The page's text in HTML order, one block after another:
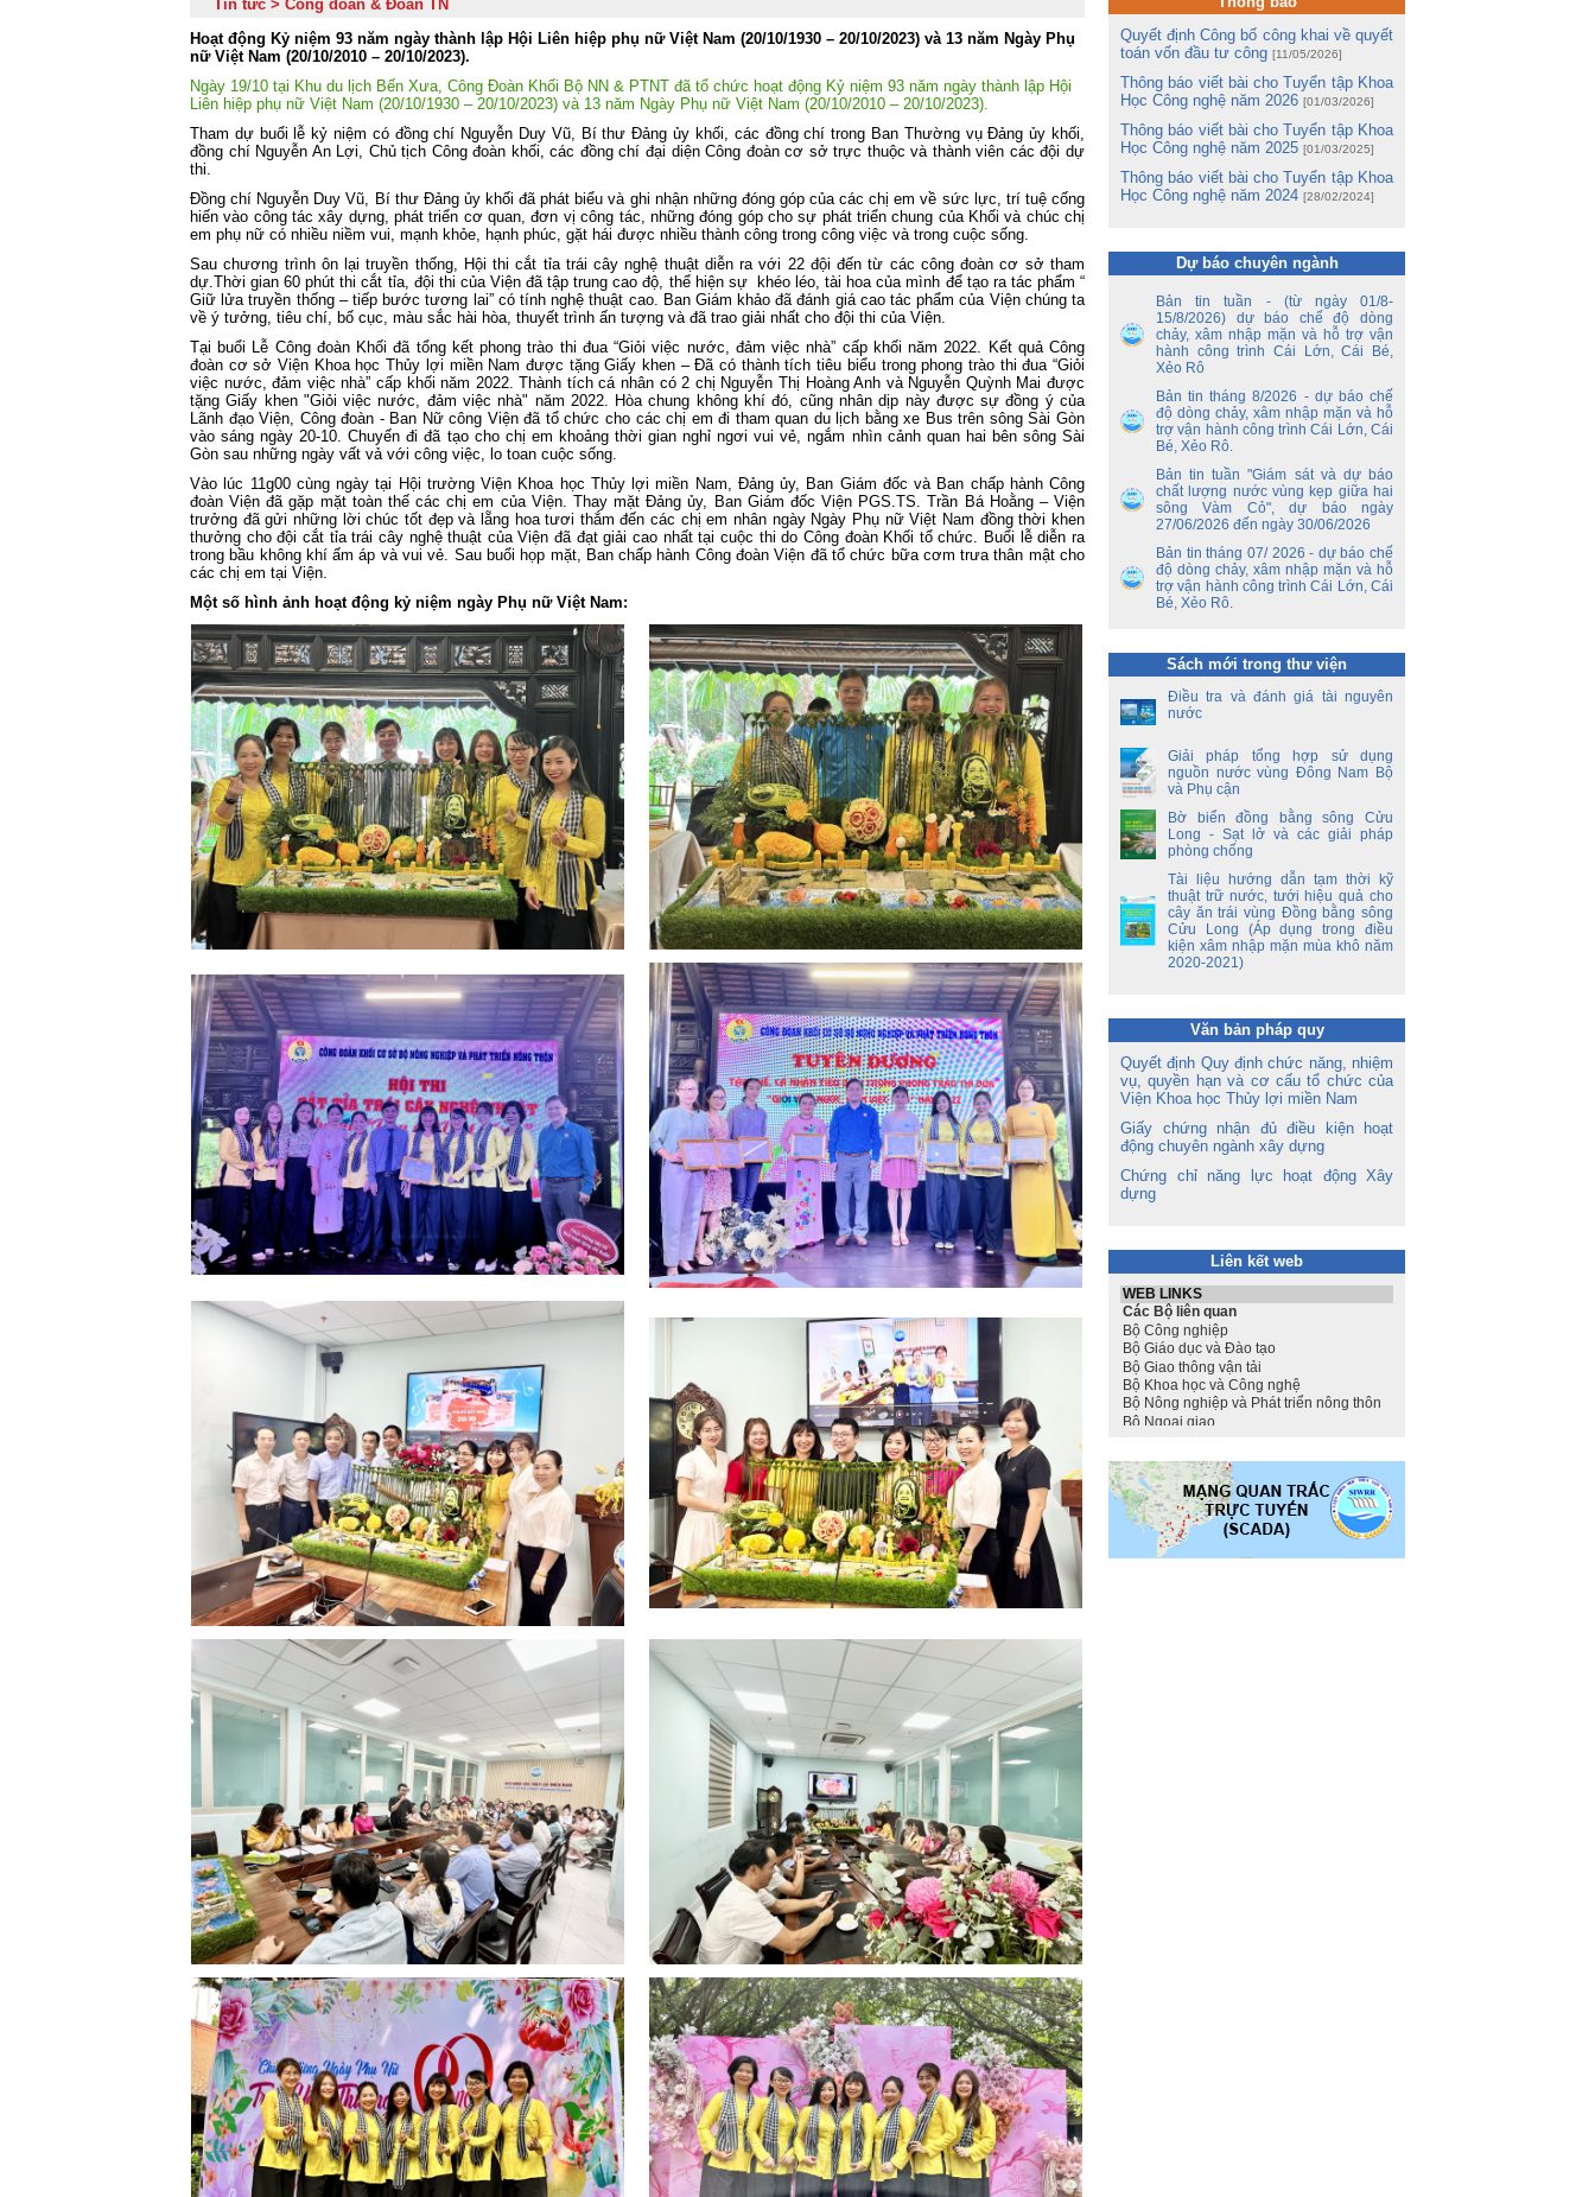
Viện Khoa học Thủy lợi miền Nam
các Anh hùng liệt sĩ tại Công viên Lê
Thị Riêng
Chung một tấm lòng – Đồng hành cùng
gia đình anh Phan Văn Huyến vượt qua
Viện Khoa học Thủy lợi miền Nam tổ
chức Lễ công bố Quyết định công nhận
học vị và trao bằng Tiến sĩ cho tân Tiến
Tuổi trẻ Viện Khoa học Thủy lợi miền
Nam thăm, tri ân các Mẹ Việt Nam Anh
hùng nhân dịp kỷ niệm 79 năm Ngày
27/7/2026)
Rà soát, điều chỉnh Quy trình vận hành
liên hồ chứa sông Đồng Nai: Nâng cao
hiệu quả điều tiết nguồn nước, chủ
động ứng phó thiên tai và bảo đảm an
Đoàn Thanh niên Viện Khoa học Thủy
lợi miền Nam tham gia Hội nghị sơ kết
công tác Đoàn và phong trào thanh niên
06 tháng đầu năm 2026 của Đoàn Bộ
Nông nghiệp và Môi trường
Lễ khai mạc Hội thao viên chức, người
lao động năm 2026 và Giải bóng đá
truyền thống lần thứ XIV của Viện Khoa
học Thủy lợi miền Nam
Tin tức > Công đoàn & Đoàn TN
Hoạt động Kỷ niệm 93 năm ngày thành lập Hội Liên hiệp phụ nữ Việt Nam (20/10/1930 – 20/10/2023) và 13 năm Ngày Phụ
nữ Việt Nam (20/10/2010 – 20/10/2023).
Ngày 19/10 tại Khu du lịch Bến Xưa, Công Đoàn Khối Bộ NN & PTNT đã tổ chức hoạt động Kỷ niệm 93 năm ngày thành lập Hội
Liên hiệp phụ nữ Việt Nam (20/10/1930 – 20/10/2023) và 13 năm Ngày Phụ nữ Việt Nam (20/10/2010 – 20/10/2023).
Tham dự buổi lễ kỷ niệm có đồng chí Nguyễn Duy Vũ, Bí thư Đảng ủy khối, các đồng chí trong Ban Thường vụ Đảng ủy khối,
đồng chí Nguyễn An Lợi, Chủ tịch Công đoàn khối, các đồng chí đại diện Công đoàn cơ sở trực thuộc và thành viên các đội dự
thi.
Đồng chí Nguyễn Duy Vũ, Bí thư Đảng ủy khối đã phát biểu và ghi nhận những đóng góp của các chị em về sức lực, trí tuệ cống
hiến vào công tác xây dựng, phát triển cơ quan, đơn vị công tác, những đóng góp cho sự phát triển chung của Khối và chúc chị
em phụ nữ có nhiều niềm vui, mạnh khỏe, hạnh phúc, gặt hái được nhiều thành công trong công việc và trong cuộc sống.
Sau chương trình ôn lại truyền thống, Hội thi cắt tỉa trái cây nghệ thuật diễn ra với 22 đội đến từ các công đoàn cơ sở tham
dự.Thời gian 60 phút thi cắt tỉa, đội thi của Viện đã tập trung cao độ, thể hiện sự khéo léo, tài hoa của mình để tạo ra tác phẩm “
Giữ lửa truyền thống – tiếp bước tương lai” có tính nghệ thuật cao. Ban Giám khảo đã đánh giá cao tác phẩm của Viện chúng ta
về ý tưởng, tiêu chí, bố cục, màu sắc hài hòa, thuyết trình ấn tượng và đã trao giải nhất cho đội thi của Viện.
Tại buổi Lễ Công đoàn Khối đã tổng kết phong trào thi đua “Giỏi việc nước, đảm việc nhà” cấp khối năm 2022. Kết quả Công
đoàn cơ sở Viện Khoa học Thủy lợi miền Nam được tặng Giấy khen – Đã có thành tích tiêu biểu trong phong trào thi đua “Giỏi
việc nước, đảm việc nhà” cấp khối năm 2022. Thành tích cá nhân có 2 chị Nguyễn Thị Hoàng Anh và Nguyễn Quỳnh Mai được
tặng Giấy khen "Giỏi việc nước, đảm việc nhà" năm 2022. Hòa chung không khí đó, cũng nhân dịp này được sự đồng ý của
Lãnh đạo Viện, Công đoàn - Ban Nữ công Viện đã tổ chức cho các chị em đi tham quan du lịch bằng xe Bus trên sông Sài Gòn
vào sáng ngày 20-10. Chuyến đi đã tạo cho chị em khoảng thời gian nghỉ ngơi vui vẻ, ngắm nhìn cảnh quan hai bên sông Sài
Gòn sau những ngày vất vả với công việc, lo toan cuộc sống.
Vào lúc 11g00 cùng ngày tại Hội trường Viện Khoa học Thủy lợi miền Nam, Đảng ủy, Ban Giám đốc và Ban chấp hành Công
đoàn Viện đã gặp mặt toàn thế các chị em của Viện. Thay mặt Đảng ủy, Ban Giám đốc Viện PGS.TS. Trần Bá Hoằng – Viện
trưởng đã gửi những lời chúc tốt đẹp và lẵng hoa tươi thắm đến các chị em nhân ngày Ngày Phụ nữ Việt Nam đồng thời khen
thưởng cho đội cắt tỉa trái cây nghệ thuật của Viện đã đạt giải cao nhất tại cuộc thi do Công đoàn Khối tổ chức. Buổi lễ diễn ra
trong bầu không khí ấm áp và vui vẻ. Sau buổi họp mặt, Ban chấp hành Công đoàn Viện đã tổ chức bữa cơm trưa thân mật cho
các chị em tại Viện.
Một số hình ảnh hoạt động kỷ niệm ngày Phụ nữ Việt Nam:
Quyết định Công bố công khai về quyết
toán vốn đầu tư công [11/05/2026]
Thông báo viết bài cho Tuyển tập Khoa
Học Công nghệ năm 2026 [01/03/2026]
Thông báo viết bài cho Tuyển tập Khoa
Học Công nghệ năm 2025 [01/03/2025]
Thông báo viết bài cho Tuyển tập Khoa
Học Công nghệ năm 2024 [28/02/2024]
Dự báo chuyên ngành
Bản tin tuần - (từ ngày 01/8-
15/8/2026) dự báo chế độ dòng
chảy, xâm nhập mặn và hỗ trợ vận
hành công trình Cái Lớn, Cái Bé,
Xẻo Rô
Bản tin tháng 8/2026 - dự báo chế
độ dòng chảy, xâm nhập mặn và hỗ
trợ vận hành công trình Cái Lớn, Cái
Bé, Xẻo Rô.
Bản tin tuần "Giám sát và dự báo
chất lượng nước vùng kẹp giữa hai
sông Vàm Cỏ", dự báo ngày
27/06/2026 đến ngày 30/06/2026
Bản tin tháng 07/ 2026 - dự báo chế
độ dòng chảy, xâm nhập mặn và hỗ
trợ vận hành công trình Cái Lớn, Cái
Bé, Xẻo Rô.
Sách mới trong thư viện
Điều tra và đánh giá tài nguyên
nước
Giải pháp tổng hợp sử dụng
nguồn nước vùng Đông Nam Bộ
và Phụ cận
Bờ biển đồng bằng sông Cửu
Long - Sạt lở và các giải pháp
phòng chống
Tài liệu hướng dẫn tạm thời kỹ
thuật trữ nước, tưới hiệu quả cho
cây ăn trái vùng Đồng bằng sông
Cửu Long (Áp dụng trong điều
kiện xâm nhập mặn mùa khô năm
2020-2021)
Văn bản pháp quy
Quyết định Quy định chức năng, nhiệm
vụ, quyền hạn và cơ cấu tổ chức của
Viện Khoa học Thủy lợi miền Nam
Giấy chứng nhận đủ điều kiện hoạt
động chuyên ngành xây dựng
Chứng chỉ năng lực hoạt động Xây
dựng
Liên kết web